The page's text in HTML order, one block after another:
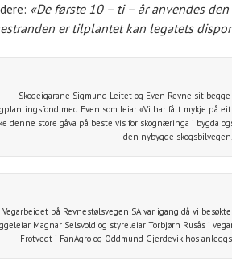
«De første 10 – ti – år anvendes
er tilplantet kan legatets
Skogeigarane Sigmund Leitet og Even Revne sit
med Even som leiar. «Vi har fått mykje på
denne store gåva på beste vis for skognæringa i bygda
den nybygde skogsbilvegen.
Vegarbeidet på Revnestølsvegen SA var igang då vi
Magnar Selsvold og styreleiar Torbjørn Rusås i
Frotvedt i FanAgro og Oddmund Gjerdevik hos